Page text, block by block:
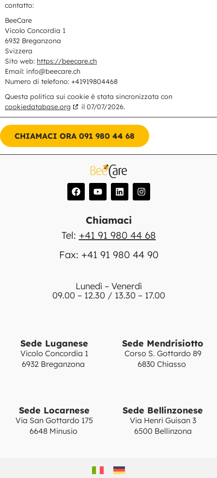
contatto:
BeeCare
Vicolo Concordia 1
6932 Breganzona
Svizzera
Sito web: https://beecare.ch
Email: info@beecare.ch
Numero di telefono: +41919804468
Questa politica sui cookie è stata sincronizzata con
cookiedatabase.org
il 07/07/2026.
CHIAMACI ORA 091 980 44 68
Chiamaci
Tel: +41 91 980 44 68
Fax: +41 91 980 44 90
Lunedì – Venerdì
09.00 – 12.30 / 13.30 – 17.00
Sede Luganese
Vicolo Concordia 1
6932 Breganzona
Sede Mendrisiotto
Corso S. Gottardo 89
6830 Chiasso
Sede Locarnese
Via San Gottardo 175
6648 Minusio
Sede Bellinzonese
Via Henri Guisan 3
6500 Bellinzona